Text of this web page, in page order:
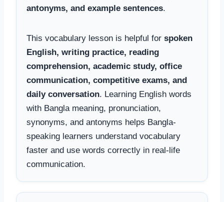
antonyms, and example sentences.
This vocabulary lesson is helpful for spoken
English, writing practice, reading
comprehension, academic study, office
communication, competitive exams, and
daily conversation. Learning English words
with Bangla meaning, pronunciation,
synonyms, and antonyms helps Bangla-
speaking learners understand vocabulary
faster and use words correctly in real-life
communication.